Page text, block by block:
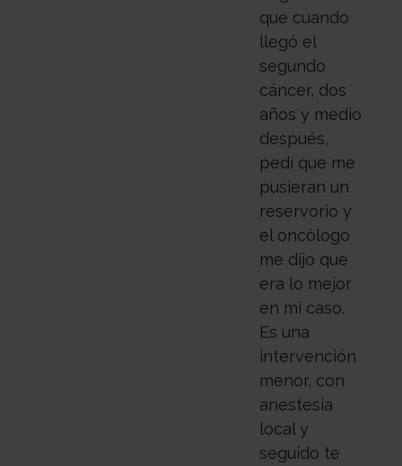
que cuando
llegó el
segundo
cáncer, dos
años y medio
después,
pedí que me
pusieran un
reservorio y
el oncólogo
me dijo que
era lo mejor
en mi caso.
Es una
intervención
menor, con
anestesia
local y
seguido te